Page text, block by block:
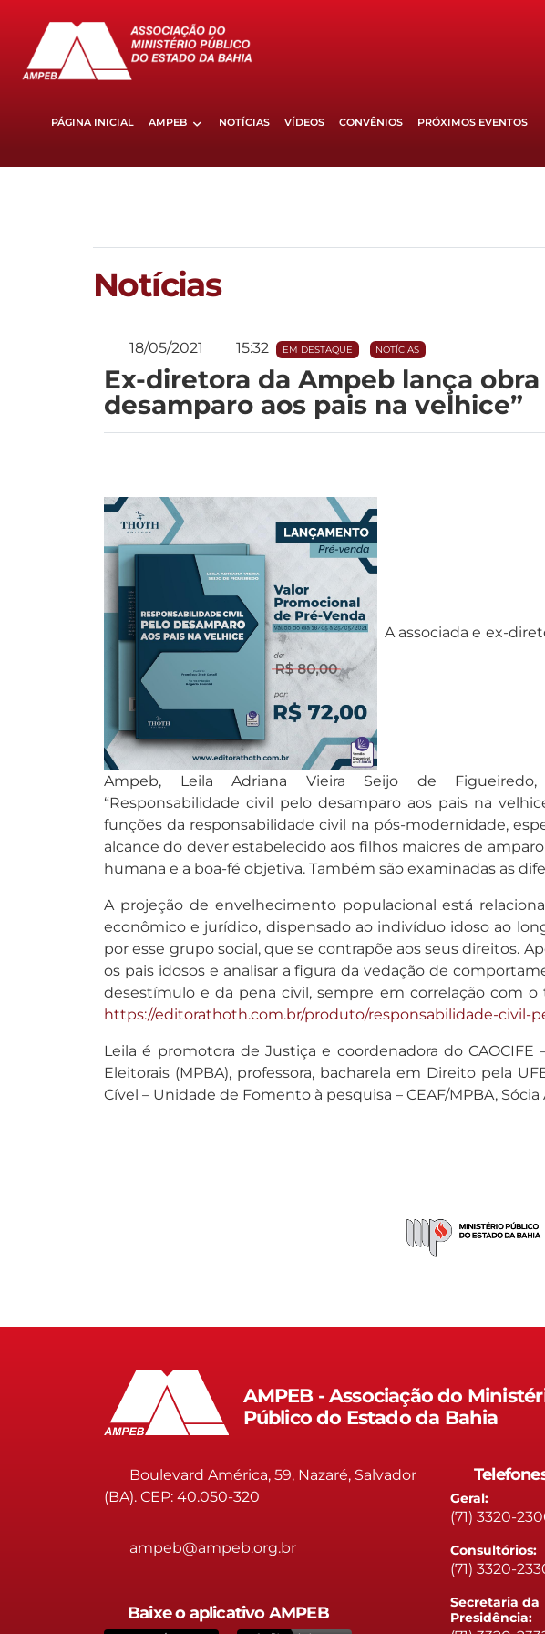
PÁGINA INICIAL AMPEB NOTÍCIAS VÍDEOS CONVÊNIOS PRÓXIMOS EVENTOS
Notícias
18/05/2021 15:32 EM DESTAQUE NOTÍCIAS
Ex-diretora da Ampeb lança
desamparo aos pais na velhice”
A associada e ex-
Ampeb, Leila Adriana Vieira Seijo de
“Responsabilidade civil pelo desamparo aos pais na
funções da responsabilidade civil na pós-modernidade,
alcance do dever estabelecido aos filhos maiores de
humana e a boa-fé objetiva. Também são examinadas as
A projeção de envelhecimento populacional está
econômico e jurídico, dispensado ao indivíduo idoso ao
por esse grupo social, que se contrapõe aos seus direitos.
os pais idosos e analisar a figura da vedação de
desestímulo e da pena civil, sempre em correlação com
https://editorathoth.com.br/produto/responsabilidade-civil-
Leila é promotora de Justiça e coordenadora do
Eleitorais (MPBA), professora, bacharela em Direito pela
Cível – Unidade de Fomento à pesquisa – CEAF/MPBA,
AMPEB - Associação do
Público do Estado da Bahia
Boulevard América, 59, Nazaré, Salvador
(BA). CEP: 40.050-320
ampeb@ampeb.org.br
Baixe o aplicativo AMPEB
Geral:
(71) 3320-
Consultórios:
(71) 3320-
Secretaria da
Presidência: